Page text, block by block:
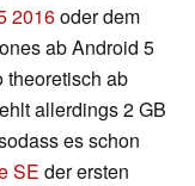
2016oder dem
ab Android 5
theoretisch ab
allerdings 2 GB
es schon
SE der ersten